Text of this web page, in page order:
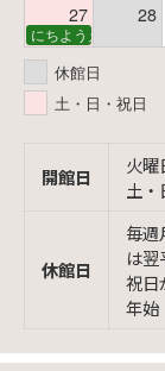
27 28
にちようえほん
休館日
土・日・祝日
開館日
火
土
休館日
毎週
は翌
祝日
年始